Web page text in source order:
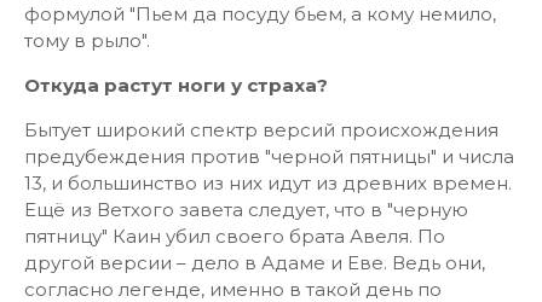
формулой "Пьем да посуду бьем, а кому немило,
тому в рыло".
Откуда растут ноги у страха?
Бытует широкий спектр версий происхождения
предубеждения против "черной пятницы" и числа
13, и большинство из них идут из древних времен.
Ещё из Ветхого завета следует, что в "черную
пятницу" Каин убил своего брата Авеля. По
другой версии – дело в Адаме и Еве. Ведь они,
согласно легенде, именно в такой день по